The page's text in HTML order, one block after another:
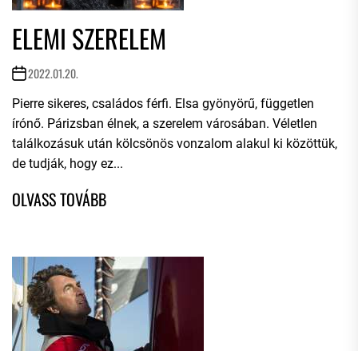
ELEMI SZERELEM
2022.01.20.
Pierre sikeres, családos férfi. Elsa gyönyörű, független
írónő. Párizsban élnek, a szerelem városában. Véletlen
találkozásuk után kölcsönös vonzalom alakul ki közöttük,
de tudják, hogy ez...